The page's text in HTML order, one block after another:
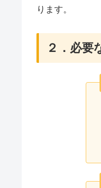
ります。
２．必要